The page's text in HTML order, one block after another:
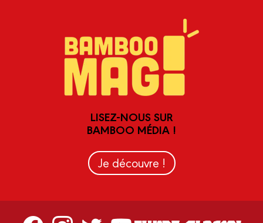
LISEZ-NOUS SUR
BAMBOO MÉDIA !
Je découvre !